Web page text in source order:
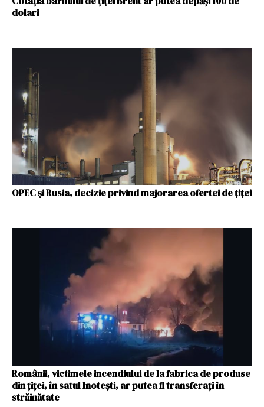
dolari
OPEC şi Rusia, decizie privind majorarea ofertei de țiței
Românii, victimele incendiului de la fabrica de produse
din țiței, în satul Inotești, ar putea fi transferați în
străinătate